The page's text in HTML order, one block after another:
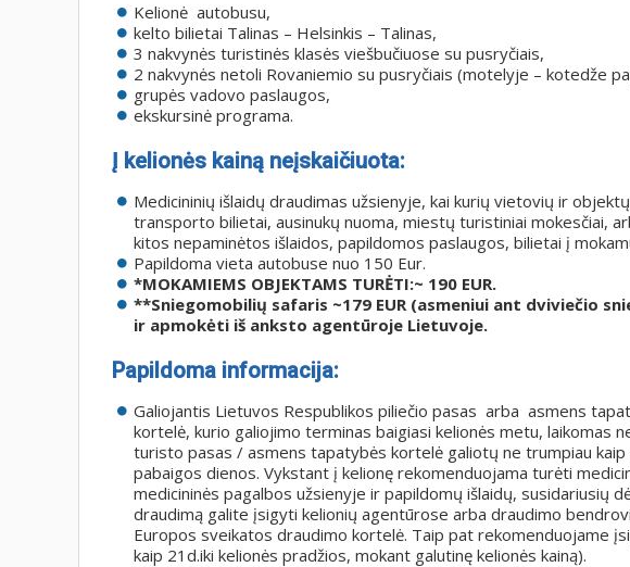
Kelionė autobusu,
kelto bilietai Talinas – Helsinkis – Talinas,
3 nakvynės turistinės klasės viešbučiuose su pusryčiais,
2 nakvynės netoli Rovaniemio su pusryčiais (motelyje – kotedže
grupės vadovo paslaugos,
ekskursinė programa.
Į kelionės kainą neįskaičiuota:
Medicininių išlaidų draudimas užsienyje, kai kurių vietovių ir
transporto bilietai, ausinukų nuoma, miestų turistiniai mokesčiai,
kitos nepaminėtos išlaidos, papildomos paslaugos, bilietai į
Papildoma vieta autobuse nuo 150 Eur.
*MOKAMIEMS OBJEKTAMS TURĖTI:~ 190 EUR.
**Sniegomobilių safaris ~179 EUR (asmeniui ant dviviečio
ir apmokėti iš anksto agentūroje Lietuvoje.
Papildoma informacija:
Galiojantis Lietuvos Respublikos piliečio pasas arba asmens
kortelė, kurio galiojimo terminas baigiasi kelionės metu, laikomas
turisto pasas / asmens tapatybės kortelė galiotų ne trumpiau kaip
pabaigos dienos. Vykstant į kelionę rekomenduojama turėti
medicininės pagalbos užsienyje ir papildomų išlaidų, susidariusių
draudimą galite įsigyti kelionių agentūrose arba draudimo
Europos sveikatos draudimo kortelė. Taip pat rekomenduojame
kaip 21d.iki kelionės pradžios, mokant galutinę kelionės kainą).